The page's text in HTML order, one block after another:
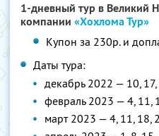
1-дневный тур в Великий
компании «Хохлома Тур»
Купон за 230р. и
Даты тура:
декабрь 2022 — 10,
февраль 2023 — 4, 11,
март 2023 — 4, 11, 18,